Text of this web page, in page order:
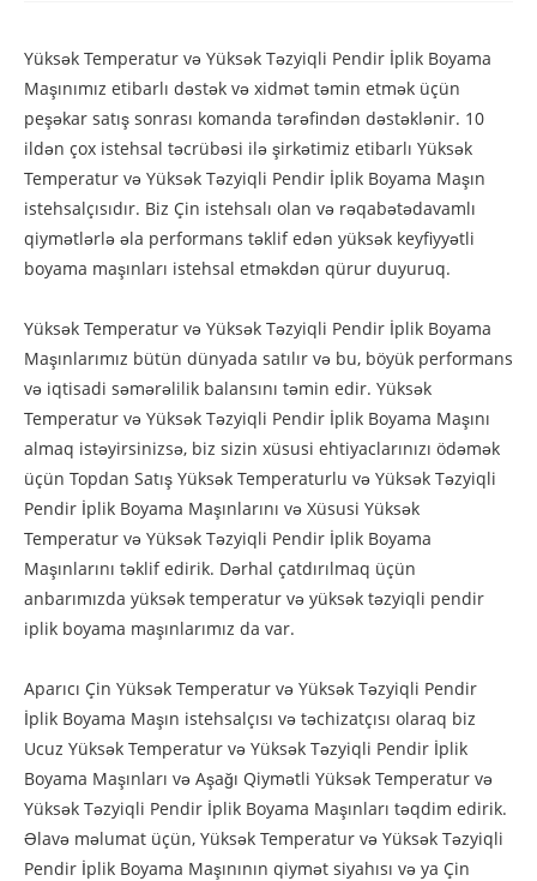
Yüksək Temperatur və Yüksək Təzyiqli Pendir İplik Boyama
Maşınımız etibarlı dəstək və xidmət təmin etmək üçün
peşəkar satış sonrası komanda tərəfindən dəstəklənir. 10
ildən çox istehsal təcrübəsi ilə şirkətimiz etibarlı Yüksək
Temperatur və Yüksək Təzyiqli Pendir İplik Boyama Maşın
istehsalçısıdır. Biz Çin istehsalı olan və rəqabətədavamlı
qiymətlərlə əla performans təklif edən yüksək keyfiyyətli
boyama maşınları istehsal etməkdən qürur duyuruq.
Yüksək Temperatur və Yüksək Təzyiqli Pendir İplik Boyama
Maşınlarımız bütün dünyada satılır və bu, böyük performans
və iqtisadi səmərəlilik balansını təmin edir. Yüksək
Temperatur və Yüksək Təzyiqli Pendir İplik Boyama Maşını
almaq istəyirsinizsə, biz sizin xüsusi ehtiyaclarınızı ödəmək
üçün Topdan Satış Yüksək Temperaturlu və Yüksək Təzyiqli
Pendir İplik Boyama Maşınlarını və Xüsusi Yüksək
Temperatur və Yüksək Təzyiqli Pendir İplik Boyama
Maşınlarını təklif edirik. Dərhal çatdırılmaq üçün
anbarımızda yüksək temperatur və yüksək təzyiqli pendir
iplik boyama maşınlarımız da var.
Aparıcı Çin Yüksək Temperatur və Yüksək Təzyiqli Pendir
İplik Boyama Maşın istehsalçısı və təchizatçısı olaraq biz
Ucuz Yüksək Temperatur və Yüksək Təzyiqli Pendir İplik
Boyama Maşınları və Aşağı Qiymətli Yüksək Temperatur və
Yüksək Təzyiqli Pendir İplik Boyama Maşınları təqdim edirik.
Əlavə məlumat üçün, Yüksək Temperatur və Yüksək Təzyiqli
Pendir İplik Boyama Maşınının qiymət siyahısı və ya Çin